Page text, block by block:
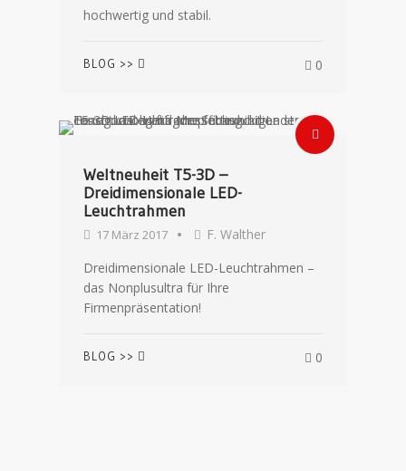
hochwertig und stabil.
BLOG >> 0
Weltneuheit T5-3D –
Dreidimensionale LED-
Leuchtrahmen
17 März 2017
F. Walther
Dreidimensionale LED-Leuchtrahmen –
das Nonplusultra für Ihre
Firmenpräsentation!
BLOG >> 0